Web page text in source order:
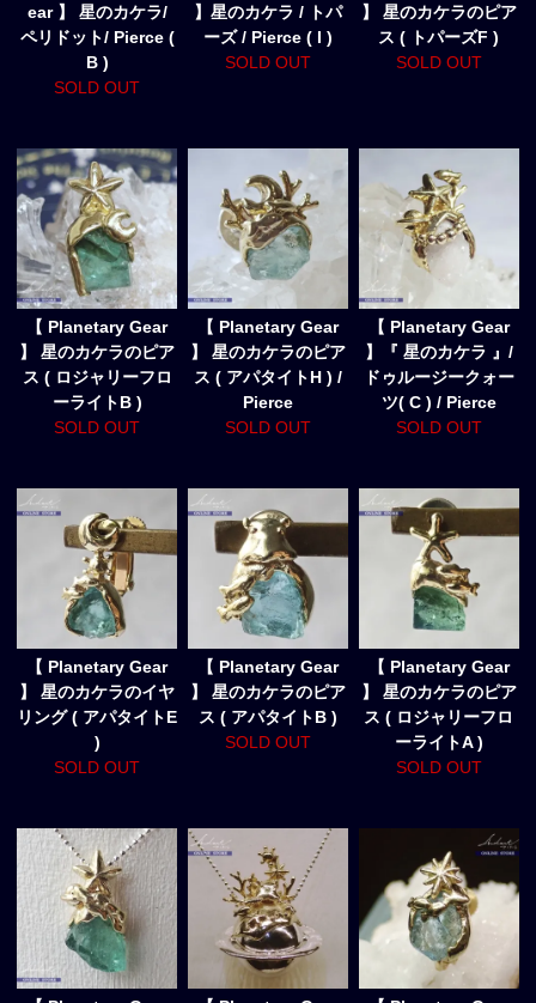
ear 】 星のカケラ/
ペリドット/ Pierce (
B )
SOLD OUT
】星のカケラ / トパ
ーズ / Pierce ( I )
SOLD OUT
】 星のカケラのピア
ス ( トパーズF )
SOLD OUT
【 Planetary Gear
】 星のカケラのピア
ス ( ロジャリーフロ
ーライトB )
SOLD OUT
【 Planetary Gear
】 星のカケラのピア
ス ( アパタイトH ) /
Pierce
SOLD OUT
【 Planetary Gear
】『 星のカケラ 』/
ドゥルージークォー
ツ( C ) / Pierce
SOLD OUT
【 Planetary Gear
】 星のカケラのイヤ
リング ( アパタイトE
)
SOLD OUT
【 Planetary Gear
】 星のカケラのピア
ス ( アパタイトB )
SOLD OUT
【 Planetary Gear
】 星のカケラのピア
ス ( ロジャリーフロ
ーライトA )
SOLD OUT